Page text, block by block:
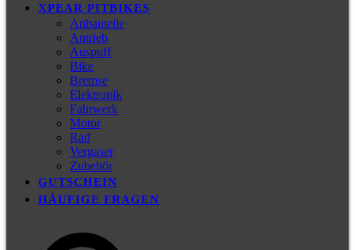
XPEAR PITBIKES
Anbauteile
Antrieb
Auspuff
Bike
Bremse
Elektronik
Fahrwerk
Motor
Rad
Vergaser
Zubehör
GUTSCHEIN
HÄUFIGE FRAGEN